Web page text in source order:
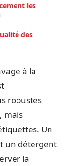
les
des
à la
robustes
mais
Un
un détergent
la